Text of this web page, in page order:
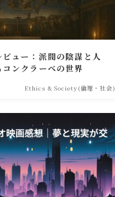
ュー：派閥の陰謀と人
ンクラーベの世界
Ethics & Society(倫理・社会)